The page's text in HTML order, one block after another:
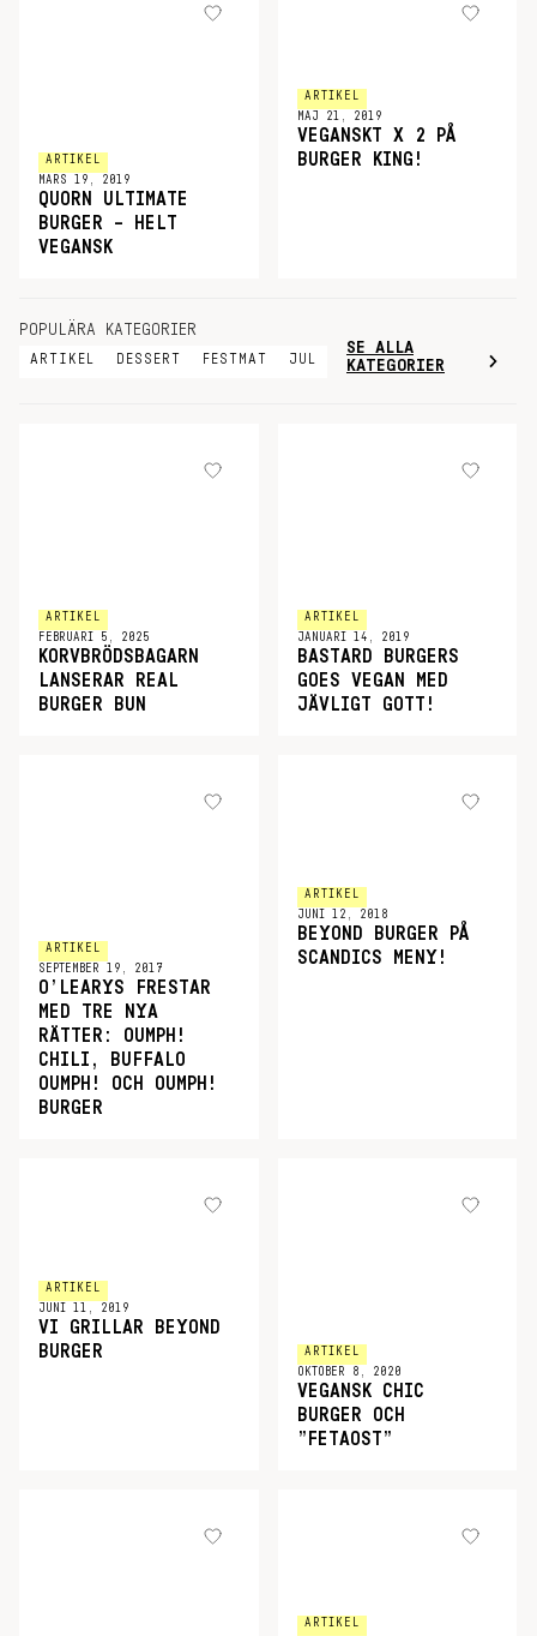
ARTIKEL
MARS 19, 2019
QUORN ULTIMATE
BURGER – HELT
VEGANSK
ARTIKEL
MAJ 21, 2019
VEGANSKT X 2 PÅ
BURGER KING!
POPULÄRA KATEGORIER
ARTIKEL DESSERT FESTMAT JUL
SE ALLA
KATEGORIER
ARTIKEL
FEBRUARI 5, 2025
KORVBRÖDSBAGARN
LANSERAR REAL
BURGER BUN
ARTIKEL
JANUARI 14, 2019
BASTARD BURGERS
GOES VEGAN MED
JÄVLIGT GOTT!
ARTIKEL
SEPTEMBER 19, 2017
O’LEARYS FRESTAR
MED TRE NYA
RÄTTER: OUMPH!
CHILI, BUFFALO
OUMPH! OCH OUMPH!
BURGER
ARTIKEL
JUNI 12, 2018
BEYOND BURGER PÅ
SCANDICS MENY!
ARTIKEL
JUNI 11, 2019
VI GRILLAR BEYOND
BURGER
ARTIKEL
OKTOBER 8, 2020
VEGANSK CHIC
BURGER OCH
”FETAOST”
ARTIKEL